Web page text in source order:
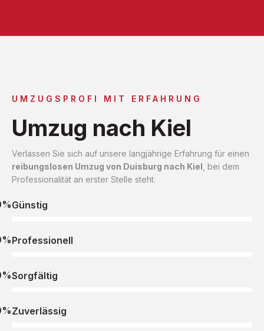
UMZUGSPROFI MIT ERFAHRUNG
Umzug nach Kiel
Verlassen Sie sich auf unsere langjährige Erfahrung für einen
reibungslosen Umzug von Duisburg nach Kiel , bei dem
Professionalität an erster Stelle steht.
Günstig
Professionell
Sorgfältig
Zuverlässig